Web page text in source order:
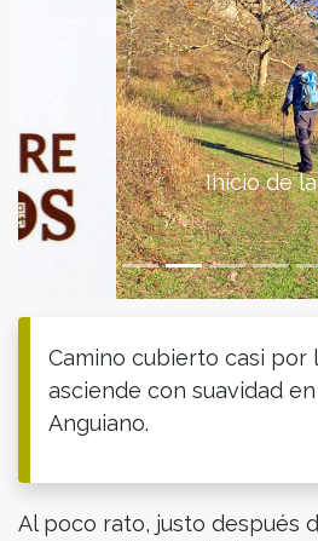
Inicio de la ruta al
Portillo
Previous
Camino cubierto casi por
asciende con suavidad
Anguiano.
Al poco rato, justo después